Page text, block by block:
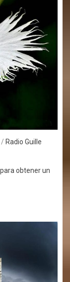
/ Radio Guille
obtener un